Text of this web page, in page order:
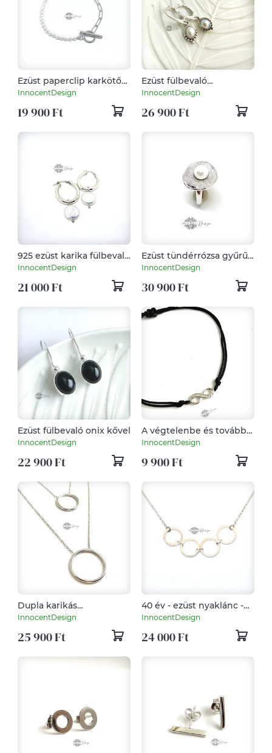
Ezüst paperclip karkötő
tenyésztett gyönggyel
InnocentDesign
19 900 Ft
Ezüst fülbevaló
tenyésztett gyönggyel
InnocentDesign
26 900 Ft
925 ezüst karika fülbevaló
édesvízi gyönggyel
InnocentDesign
21 000 Ft
Ezüst tündérrózsa gyűrű -
állítható
InnocentDesign
30 900 Ft
Ezüst fülbevaló onix kővel
InnocentDesign
22 900 Ft
A végtelenbe és tovább -
ezüst karkötő zsinóron
InnocentDesign
9 900 Ft
Dupla karikás
minimalista ezüst
InnocentDesign
25 900 Ft
40 év - ezüst nyaklánc -
évfordulós ajándék -
születésnapi ajándék
InnocentDesign
24 000 Ft